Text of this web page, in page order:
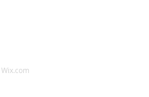
Wix.com